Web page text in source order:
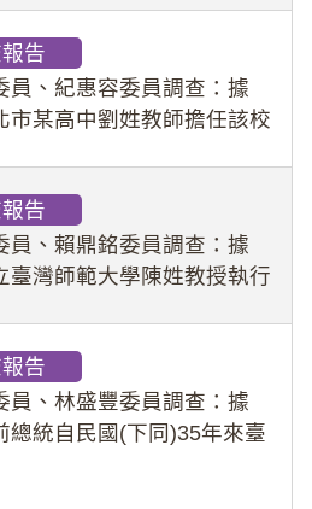
學生等行為，歷經該校校園
會議（下
告
員、紀惠容委員調查：據
市某高中劉姓教師擔任該校
定樣態性影像並以手機傳送
生因畏懼成
告
員、賴鼎銘委員調查：據
臺灣師範大學陳姓教授執行
情案調查報告。(115教調
告
員、林盛豐委員調查：據
總統自民國(下同)35年來臺